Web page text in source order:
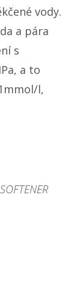
vody.
a pára
s
a to
l,